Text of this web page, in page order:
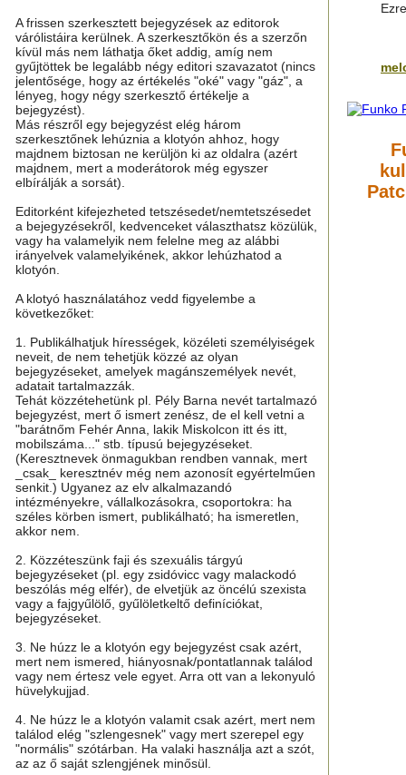
A frissen szerkesztett bejegyzések az editorok
várólistáira kerülnek. A szerkesztőkön és a szerzőn
kívül más nem láthatja őket addig, amíg nem
gyűjtöttek be legalább négy editori szavazatot (nincs
jelentősége, hogy az értékelés "oké" vagy "gáz", a
lényeg, hogy négy szerkesztő értékelje a
bejegyzést).
Más részről egy bejegyzést elég három
szerkesztőnek lehúznia a klotyón ahhoz, hogy
majdnem biztosan ne kerüljön ki az oldalra (azért
majdnem, mert a moderátorok még egyszer
elbírálják a sorsát).
Editorként kifejezheted tetszésedet/nemtetszésedet
a bejegyzésekről, kedvenceket választhatsz közülük,
vagy ha valamelyik nem felelne meg az alábbi
irányelvek valamelyikének, akkor lehúzhatod a
klotyón.
A klotyó használatához vedd figyelembe a
következőket:
1. Publikálhatjuk hírességek, közéleti személyiségek
neveit, de nem tehetjük közzé az olyan
bejegyzéseket, amelyek magánszemélyek nevét,
adatait tartalmazzák.
Tehát közzétehetünk pl. Pély Barna nevét tartalmazó
bejegyzést, mert ő ismert zenész, de el kell vetni a
"barátnőm Fehér Anna, lakik Miskolcon itt és itt,
mobilszáma..." stb. típusú bejegyzéseket.
(Keresztnevek önmagukban rendben vannak, mert
_csak_ keresztnév még nem azonosít egyértelműen
senkit.) Ugyanez az elv alkalmazandó
intézményekre, vállalkozásokra, csoportokra: ha
széles körben ismert, publikálható; ha ismeretlen,
akkor nem.
2. Közzéteszünk faji és szexuális tárgyú
bejegyzéseket (pl. egy zsidóvicc vagy malackodó
beszólás még elfér), de elvetjük az öncélú szexista
vagy a fajgyűlölő, gyűlöletkeltő definíciókat,
bejegyzéseket.
3. Ne húzz le a klotyón egy bejegyzést csak azért,
mert nem ismered, hiányosnak/pontatlannak találod
vagy nem értesz vele egyet. Arra ott van a lekonyuló
hüvelykujjad.
4. Ne húzz le a klotyón valamit csak azért, mert nem
találod elég "szlengesnek" vagy mert szerepel egy
"normális" szótárban. Ha valaki használja azt a szót,
az az ő saját szlengjének minősül.